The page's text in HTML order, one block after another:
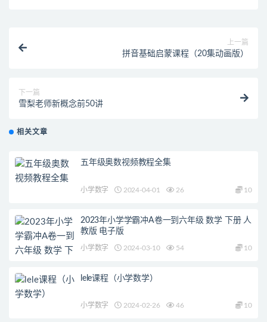
上一篇
拼音基础启蒙课程（20集动画版）
下一篇
雪梨老师新概念前50讲
相关文章
五年级奥数视频教程全集
小学数字 2024-04-01 26 10
2023年小学学霸冲A卷一到六年级 数学 下册 人
教版 电子版
小学数字 2024-03-10 54 10
lele课程（小学数学）
小学数字 2024-02-26 46 10